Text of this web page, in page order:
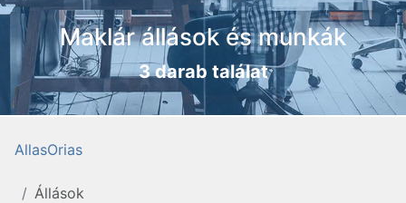
Maklár állások és munkák
3 darab találat
AllasOrias
Állások